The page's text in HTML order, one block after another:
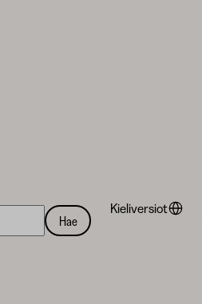
Hae
Kieliversiot